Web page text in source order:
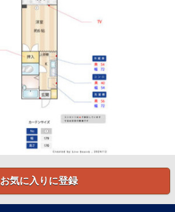
お気に入りに登録